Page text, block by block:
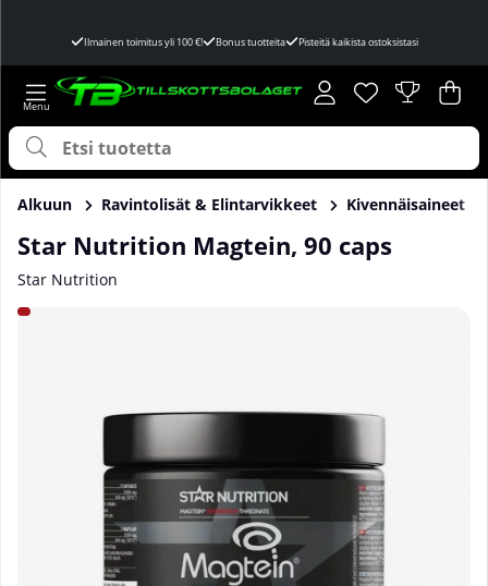
Ilmainen toimitus yli 100 €! Bonus tuotteita Pisteitä kaikista ostoksistasi
Toivelista
Lukumäärä
. .
Alkuun Ravintolisät & Elintarvikkeet Kivennäisaineet
Star Nutrition Magtein, 90 caps
Star Nutrition
Tuotekuvat Star Nutrition Magtein, 90 caps